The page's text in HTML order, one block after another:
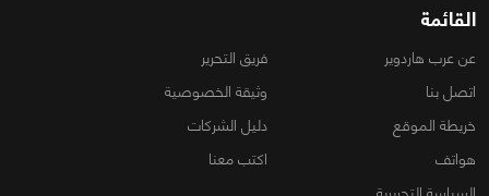
القائمة
عن عرب هاردوير
فريق التحرير
اتصل بنا
وثيقة الخصوصية
خريطة الموقع
دليل الشركات
هواتف
اكتب معنا